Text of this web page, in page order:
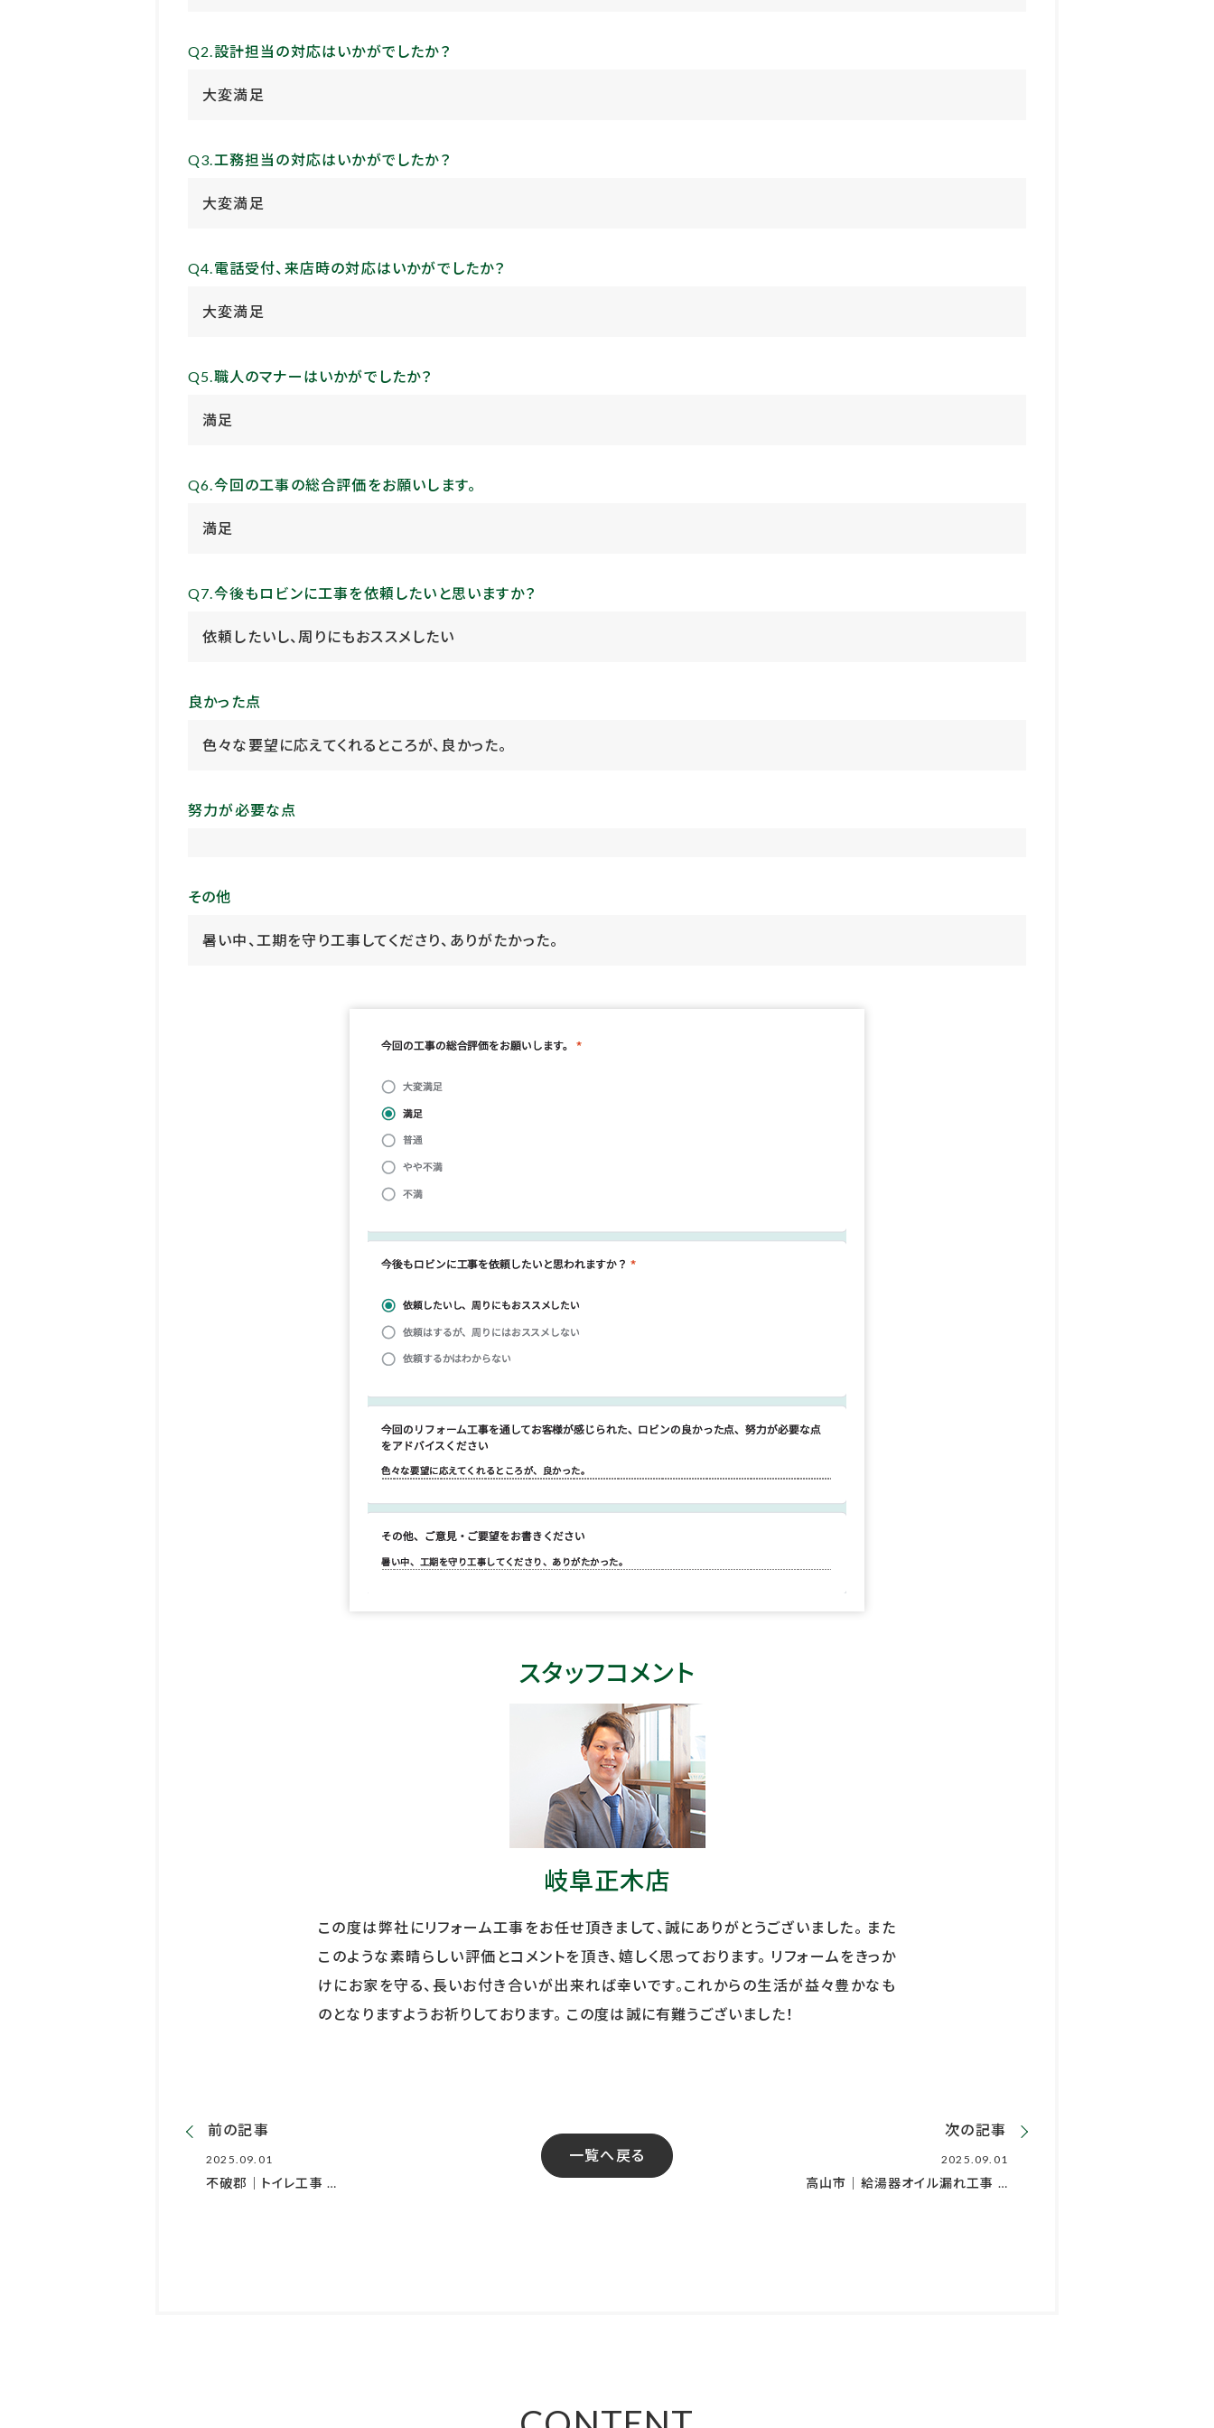
Q2.設計担当の対応はいかがでしたか？
大変満足
Q3.工務担当の対応はいかがでしたか？
大変満足
Q4.電話受付、来店時の対応はいかがでしたか？
大変満足
Q5.職人のマナーはいかがでしたか？
満足
Q6.今回の工事の総合評価をお願いします。
満足
Q7.今後もロビンに工事を依頼したいと思いますか？
依頼したいし、周りにもおススメしたい
良かった点
色々な要望に応えてくれるところが、良かった。
努力が必要な点
その他
暑い中、工期を守り工事してくださり、ありがたかった。
スタッフコメント
岐阜正木店
この度は弊社にリフォーム工事をお任せ頂きまして、誠にありがとうございました。 また
このような素晴らしい評価とコメントを頂き、嬉しく思っております。 リフォームをきっか
けにお家を守る、長いお付き合いが出来れば幸いです。これからの生活が益々豊かなも
のとなりますようお祈りしております。 この度は誠に有難うございました！
前の記事
2025.09.01
不破郡｜トイレ工事 …
一覧へ戻る
次の記事
2025.09.01
高山市｜給湯器オイル漏れ工事 …